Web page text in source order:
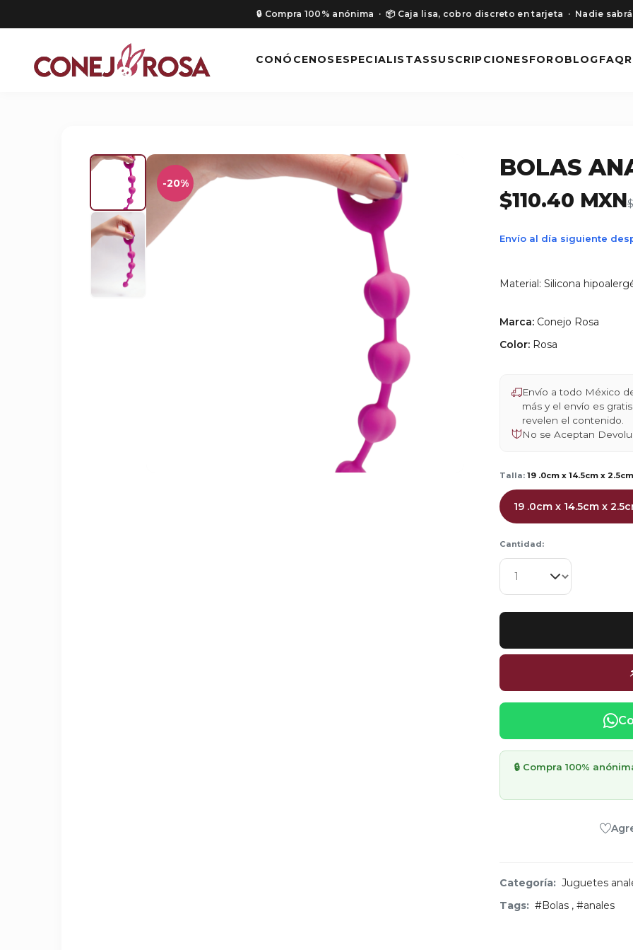
🔒 Compra 100% anónima · 📦 Caja lisa, cobro discreto en tarjeta · Nadie
CONÓCENOS ESPECIALISTASSUSCRIPCIONESFOROBLOGFAQ
-20%
BOLAS
$110.40 MXN
Envío al día siguiente
Material: Silicona
Marca: Conejo Rosa
Color: Rosa
Envío a todo México
más y el envío es
revelen el contenido.
No se Aceptan
Talla: 19 .0cm x 14.5cm x 2.5cm
19 .0cm x 14.5cm x
Cantidad:
🔒 Compra 100%
Categoría: Juguetes
Tags: #Bolas , #anales